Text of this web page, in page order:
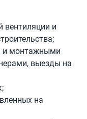
и
и монтажными
выезды на
на